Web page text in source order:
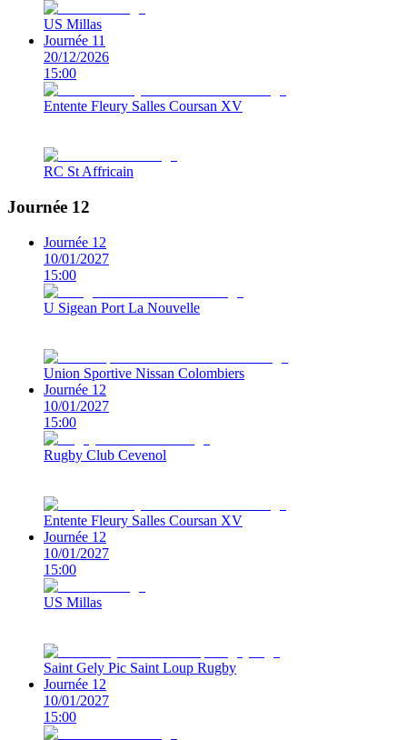
US Millas
Journée 11
20/12/2026
15:00
Entente Fleury Salles Coursan XV
RC St Affricain
Journée 12
Journée 12
10/01/2027
15:00
U Sigean Port La Nouvelle
Union Sportive Nissan Colombiers
Journée 12
10/01/2027
15:00
Rugby Club Cevenol
Entente Fleury Salles Coursan XV
Journée 12
10/01/2027
15:00
US Millas
Saint Gely Pic Saint Loup Rugby
Journée 12
10/01/2027
15:00